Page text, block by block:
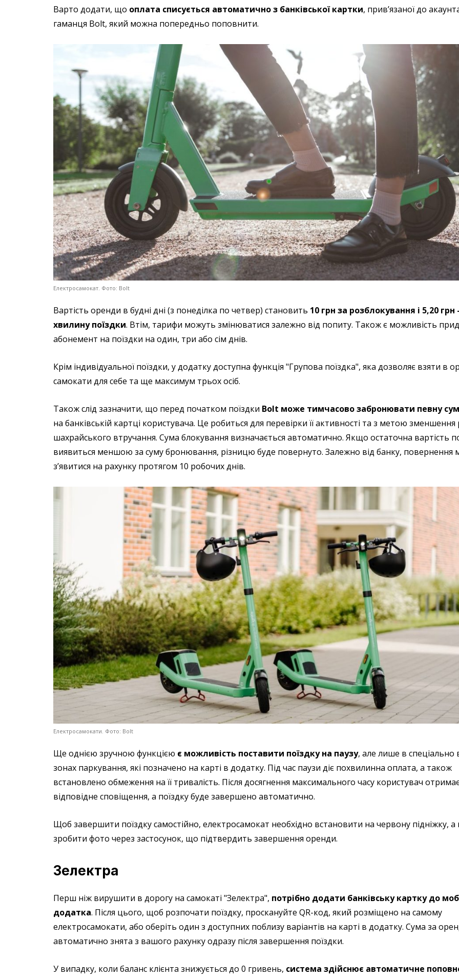
Варто додати, що оплата списується автоматично з банківської картки, прив’язаної до
гаманця Bolt, який можна попередньо поповнити.
Електросамокат. Фото: Bolt
Вартість оренди в будні дні (з понеділка по четвер) становить 10 грн за розблокування і 5,20
хвилину поїздки. Втім, тарифи можуть змінюватися залежно від попиту. Також є можливість
абонемент на поїздки на один, три або сім днів.
Крім індивідуальної поїздки, у додатку доступна функція "Групова поїздка", яка дозволяє взяти в
самокати для себе та ще максимум трьох осіб.
Також слід зазначити, що перед початком поїздки Bolt може тимчасово забронювати певну
на банківській картці користувача. Це робиться для перевірки її активності та з метою зменшення
шахрайського втручання. Сума блокування визначається автоматично. Якщо остаточна вартість
виявиться меншою за суму бронювання, різницю буде повернуто. Залежно від банку, повернення
з’явитися на рахунку протягом 10 робочих днів.
Електросамокати. Фото: Bolt
Ще однією зручною функцією є можливість поставити поїздку на паузу, але лише в спеціально
зонах паркування, які позначено на карті в додатку. Під час паузи діє похвилинна оплата, а також
встановлено обмеження на її тривалість. Після досягнення максимального часу користувач
відповідне сповіщення, а поїздку буде завершено автоматично.
Щоб завершити поїздку самостійно, електросамокат необхідно встановити на червону підніжку, а
зробити фото через застосунок, що підтвердить завершення оренди.
Зелектра
Перш ніж вирушити в дорогу на самокаті "Зелектра", потрібно додати банківську картку до
додатка. Після цього, щоб розпочати поїздку, проскануйте QR-код, який розміщено на самому
електросамокати, або оберіть один з доступних поблизу варіантів на карті в додатку. Сума за
автоматично знята з вашого рахунку одразу після завершення поїздки.
У випадку, коли баланс клієнта знижується до 0 гривень, система здійснює автоматичне